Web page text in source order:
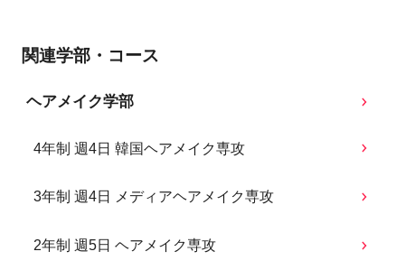
関連学部・コース
ヘアメイク学部
4年制 週4日 韓国ヘアメイク専攻
3年制 週4日 メディアヘアメイク専攻
2年制 週5日 ヘアメイク専攻